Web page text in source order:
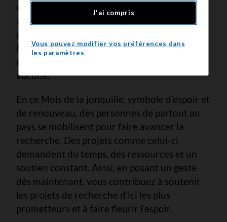
cancer finance 470 projets de recherche
actifs dans des laboratoires partout au pays,
permettant à des équipes, comme celle de
Mathieu Quesnel-Vallières de créer de
nouvelles options là où il n'y en a peu, voire
aucune.
En ce Mois de la jonquille, symbole d’espoir et
de renouveau, des personnes de partout au
pays se mobilisent pour faire avancer la
recherche. Des projets comme celui-ci
demandent du temps, des ressources et un
soutien constant. Ainsi, en posant un geste
dès maintenant, vous contribuez à soutenir
les projets de recherche d’ici les plus
prometteurs et à faire fleurir l’espoir.
J'ai compris
Vous pouvez modifier vos préférences dans
les paramètres